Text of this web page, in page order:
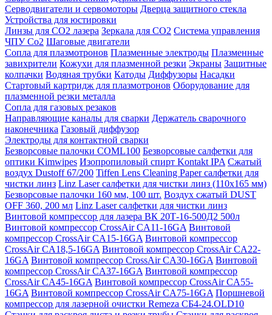
Серводвигатели и сервомоторы Дверца защитного стекла
Устройства для юстировки
Линзы для СО2 лазера Зеркала для СО2 Система управления
ЧПУ Co2 Шаговые двигатели
Сопла для плазмотронов Плазменные электроды Плазменные
завихрители Кожухи для плазменной резки Экраны Защитные
колпачки Водяная трубки Катоды Диффузоры Насадки
Стартовый картридж для плазмотронов Оборудование для
плазменной резки металла
Сопла для газовых резаков
Направляющие каналы для сварки Держатель сварочного
наконечника Газовый диффузор
Электроды для контактной сварки
Безворсовые палочки COML100 Безворсовые салфетки для
оптики Kimwipes Изопропиловый спирт Kontakt IPA Сжатый
воздух Dustoff 67/200 Tiffen Lens Cleaning Paper салфетки для
чистки линз Linz Laser салфетки для чистки линз (110х165 мм)
Безворсовые палочки 160 мм, 100 шт. Воздух сжатый DUST
OFF 360, 200 мл Linz Laser салфетки для чистки линз
Винтовой компрессор для лазера ВК 20Т-16-500Д2 500л
Винтовой компрессор CrossAir CA11-16GA Винтовой
компрессор CrossAir CA15-16GA Винтовой компрессор
CrossAir CA18,5-16GA Винтовой компрессор CrossAir CA22-
16GA Винтовой компрессор CrossAir CA30-16GA Винтовой
компрессор CrossAir CA37-16GA Винтовой компрессор
CrossAir CA45-16GA Винтовой компрессор CrossAir CA55-
16GA Винтовой компрессор CrossAir CA75-16GA Поршневой
компрессор для лазерной очистки Remeza СБ4-24.OLD10